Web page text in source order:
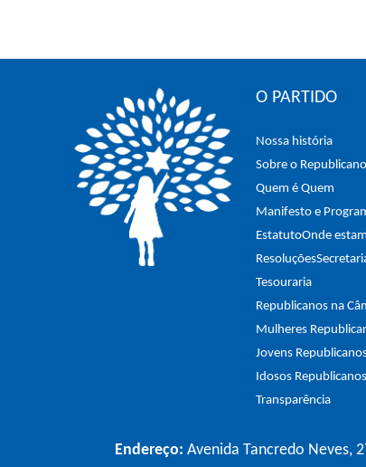
O PARTIDO
Nossa história
Sobre o
Quem é Quem
Manifesto e
EstatutoOnde
Resoluções
Tesouraria
Republicanos na
Mulheres
Jovens
Idosos Republicanos
Transparência
Endereço: Avenida Tancredo Neves,